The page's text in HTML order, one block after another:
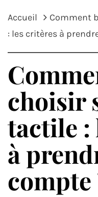
Accueil
Comment
: les critères à
choisir
tactile :
à
compte